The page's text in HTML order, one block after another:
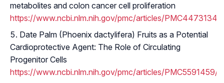
metabolites and colon cancer cell proliferation
https://www.ncbi.nlm.nih.gov/pmc/articles/PMC4473134/
Date Palm (Phoenix dactylifera) Fruits as a Potential
Cardioprotective Agent: The Role of Circulating
Progenitor Cells
https://www.ncbi.nlm.nih.gov/pmc/articles/PMC5591459/